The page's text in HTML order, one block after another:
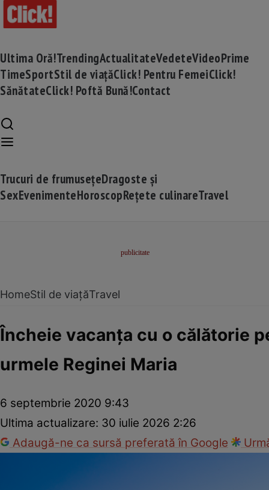
Ultima Oră!TrendingActualitateVedeteVideoPrime
TimeSportStil de viațăClick! Pentru FemeiClick!
SănătateClick! Poftă Bună!Contact
Trucuri de frumusețeDragoste și
SexEvenimenteHoroscopRețete culinareTravel
HomeStil de viațăTravel
Încheie vacanţa cu o călătorie
urmele Reginei Maria
6 septembrie 2020 9:43
Ultima actualizare: 30 iulie 2026 2:26
Adaugă-ne ca sursă preferată în Google